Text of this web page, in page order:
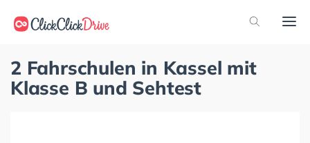
2 Fahrschulen in Kassel mit
Klasse B und Sehtest